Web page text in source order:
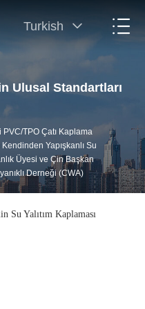
Turkish
Ulusal Standartları
PVC/TPO Çatı Kaplama
Yapışkanlı Su
Üyesi ve Çin Başkan
Derneği (CWA)
Su Yalıtım Kaplaması